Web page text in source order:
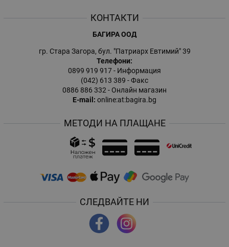
КОНТАКТИ
БАГИРА ООД
гр. Стара Загора, бул. "Патриарх Евтимий" 39
Телефони:
0899 919 917- Информация
(042) 613 389 - Факс
0886 886 332 - Онлайн магазин
E-mail: online:at:bagira.bg
МЕТОДИ НА ПЛАЩАНЕ
СЛЕДВАЙТЕ НИ